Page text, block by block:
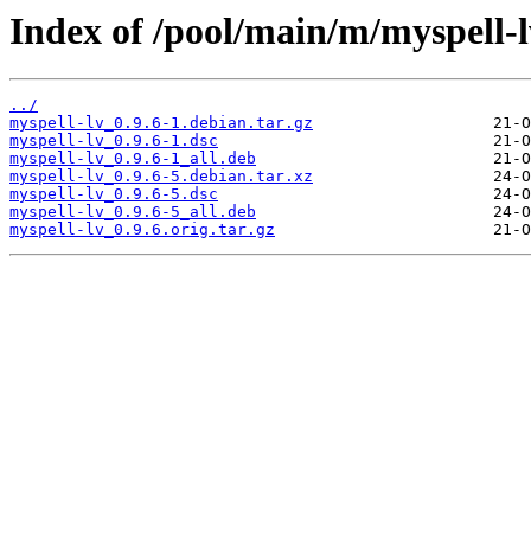
Index of /pool/main/m/myspell-
../
myspell-lv_0.9.6-1.debian.tar.gz
myspell-lv_0.9.6-1.dsc
myspell-lv_0.9.6-1_all.deb
myspell-lv_0.9.6-5.debian.tar.xz
myspell-lv_0.9.6-5.dsc
myspell-lv_0.9.6-5_all.deb
myspell-lv_0.9.6.orig.tar.gz